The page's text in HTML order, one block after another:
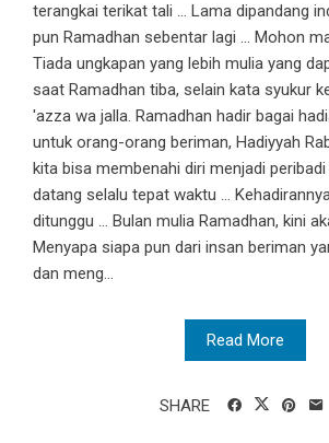
terangkai terikat tali ... Lama dipandang
pun Ramadhan sebentar lagi ... Mohon
Tiada ungkapan yang lebih mulia yang
saat Ramadhan tiba, selain kata syukur
'azza wa jalla. Ramadhan hadir bagai
untuk orang-orang beriman, Hadiyyah
kita bisa membenahi diri menjadi
datang selalu tepat waktu ...
ditunggu ... Bulan mulia Ramadhan, kini
Menyapa siapa pun dari insan beriman
dan meng...
Read More
SHARE